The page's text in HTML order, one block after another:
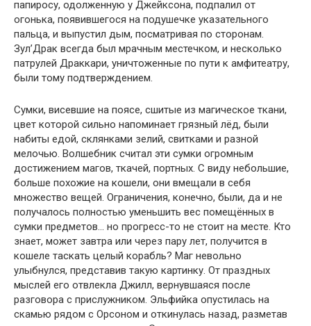
папиросу, одолженную у Джейксона, подпалил от
огонька, появившегося на подушечке указательного
пальца, и выпустил дым, посматривая по сторонам.
Зул’Драк всегда был мрачным местечком, и несколько
патрулей Драккари, уничтоженные по пути к амфитеатру,
были тому подтверждением.
Сумки, висевшие на поясе, сшитые из магическое ткани,
цвет которой сильно напоминает грязный лёд, были
набиты едой, склянками зелий, свитками и разной
мелочью. Волшебник считал эти сумки огромным
достижением магов, ткачей, портных. С виду небольшие,
больше похожие на кошели, они вмещали в себя
множество вещей. Ограничения, конечно, были, да и не
получалось полностью уменьшить вес помещённых в
сумки предметов… но прогресс-то не стоит на месте. Кто
знает, может завтра или через пару лет, получится в
кошеле таскать целый корабль? Маг невольно
улыбнулся, представив такую картинку. От праздных
мыслей его отвлекла Джилл, вернувшаяся после
разговора с прислужником. Эльфийка опустилась на
скамью рядом с Орсоном и откинулась назад, разметав